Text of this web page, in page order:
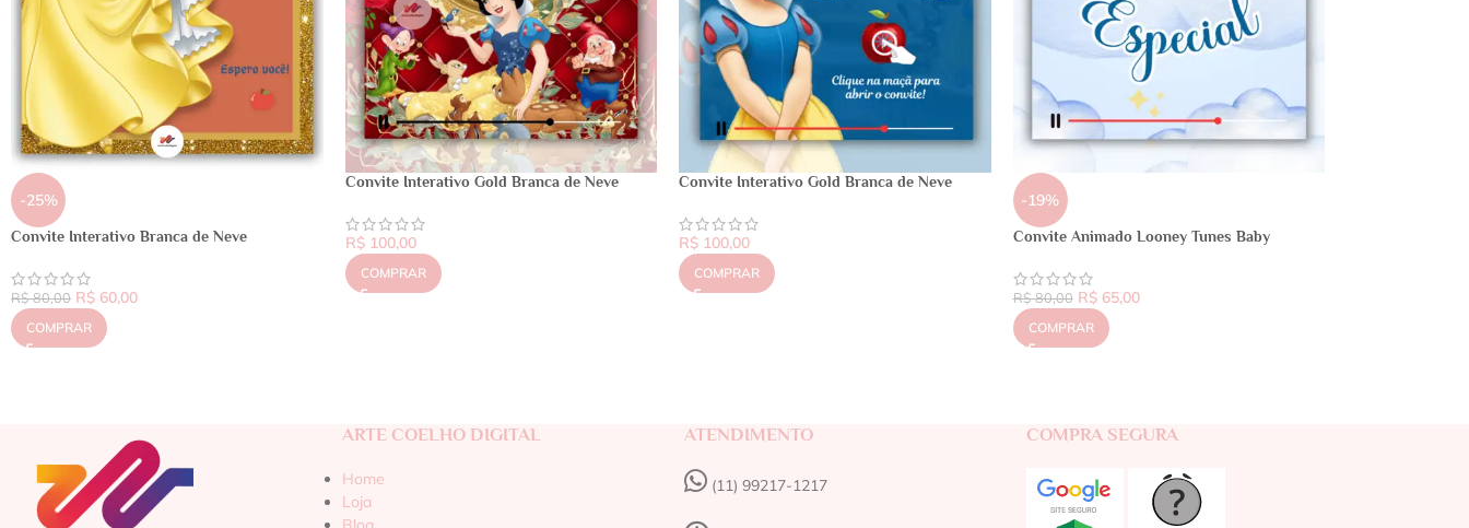
-25%
Convite Interativo Branca de Neve
R$80,00 R$ 60,00
COMPRAR
Convite Interativo Gold Branca de Neve
R$100,00
COMPRAR
Convite Interativo Gold Branca de Neve
R$ 100,00
COMPRAR
-19%
Convite Animado Looney Tunes Baby
R$80,00 R$65,00
COMPRAR
ARTE COELHO DIGITAL
Home
Loja
ATENDIMENTO
(11) 99217-1217‬
COMPRA SEGURA